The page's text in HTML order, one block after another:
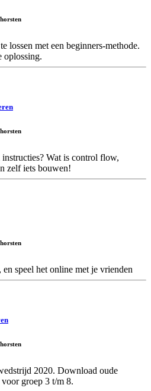
lossen met een beginners-methode.
oplossing.
Wat is control flow,
zelf iets bouwen!
speel het online met je vrienden
2020. Download oude
groep 3 t/m 8.